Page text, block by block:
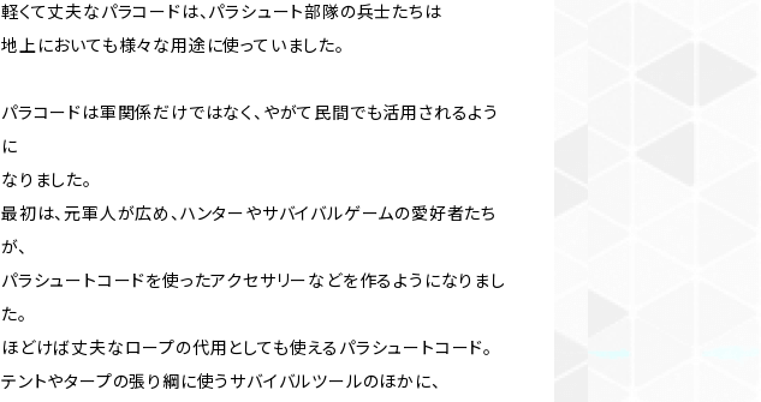
軽くて丈夫なパラコードは、パラシュート部隊の兵士たちは
地上においても様々な用途に使っていました。
パラコードは軍関係だけではなく、やがて民間でも活用されるよう
に
なりました。
最初は、元軍人が広め、ハンターやサバイバルゲームの愛好者たち
が、
パラシュートコードを使ったアクセサリーなどを作るようになりまし
た。
ほどけば丈夫なロープの代用としても使えるパラシュートコード。
テントやタープの張り綱に使うサバイバルツールのほかに、